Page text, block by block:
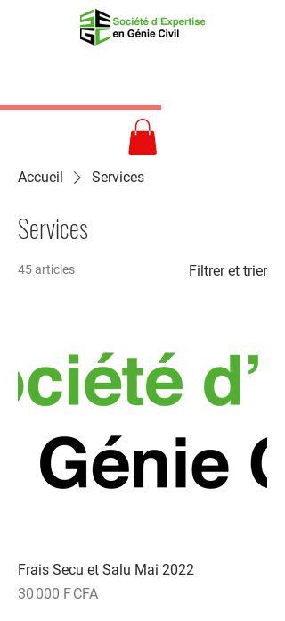
Accueil Services
Services
45 articles Filtrer et trier
Frais Secu et Salu Mai 2022
Prix
30 000 F CFA